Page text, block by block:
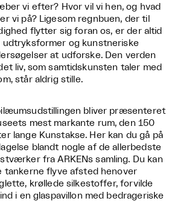
vi efter? Hvor vil vi hen, og hvad
vi på? Ligesom regnbuen, der til
flytter sig foran os, er der altid
udtryksformer og kunstneriske
at udforske. Den verden
liv, som samtidskunsten taler med
står aldrig stille.
bliver præsenteret
mest markante rum, den 150
lange Kunstakse. Her kan du gå på
blandt nogle af de allerbedste
fra ARKENs samling. Du kan
tankerne flyve afsted henover
krøllede silkestoffer, forvilde
i en glaspavillon med bedrageriske